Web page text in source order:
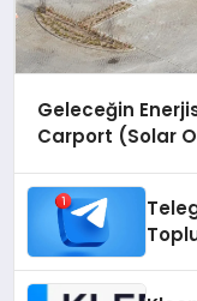
Geleceğin
Carport (Solar